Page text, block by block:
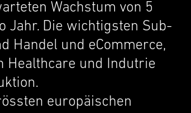
Wachs­tum von 5
Jahr. Die wichtig­sten Sub-
Handel und eCommerce,
Health­care und Indutrie
europäis­chen